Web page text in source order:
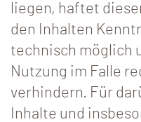
liegen, haftet
den Inhalten
technisch möglich
Nutzung im Falle
verhindern. Für
Inhalte und